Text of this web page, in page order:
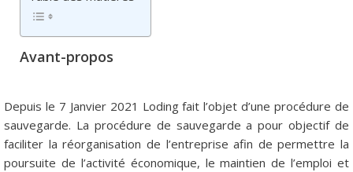
Avant-propos
Depuis le 7 Janvier 2021 Loding fait l’objet d’une procédure de
sauvegarde. La procédure de sauvegarde a pour objectif de
faciliter la réorganisation de l’entreprise afin de permettre la
poursuite de l’activité économique, le maintien de l’emploi et